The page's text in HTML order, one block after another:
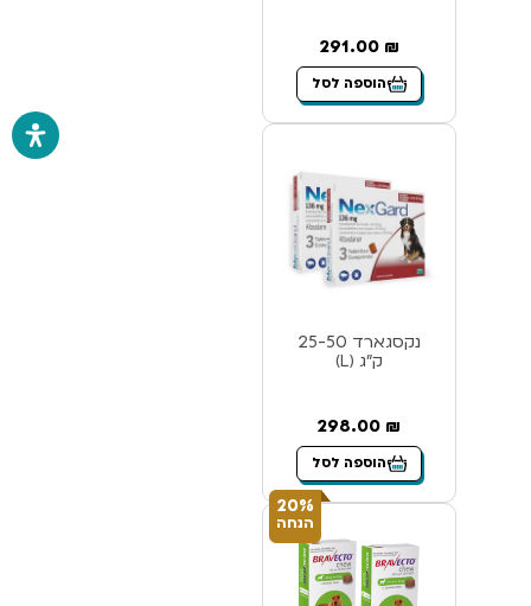
291.00 ₪
הוספה לסל
נקסגארד 25-50
ק”ג (L)
298.00 ₪
הוספה לסל
20%
הנחה